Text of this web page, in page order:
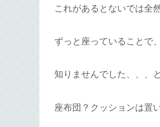
これがあるとないでは全
ずっと座っていることで
知りませんでした、、、
座布団？クッションは置